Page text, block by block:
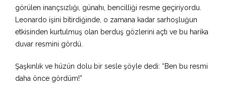
görülen inançsızlığı, günahı, bencilliği resme geçiriyordu.
Leonardo işini bitirdiğinde, o zamana kadar sarhoşluğun
etkisinden kurtulmuş olan berduş gözlerini açtı ve bu harika
duvar resmini gördü.
Şaşkınlık ve hüzün dolu bir sesle şöyle dedi: “Ben bu resmi
daha önce gördüm!”